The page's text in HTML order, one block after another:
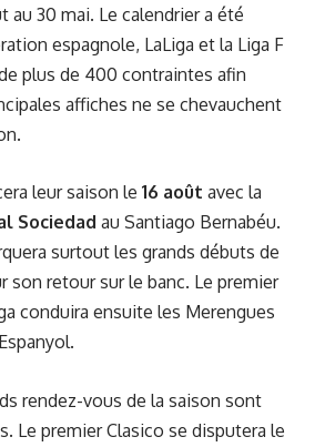
au 30 mai. Le calendrier a été
espagnole, LaLiga et la Liga F
plus de 400 contraintes afin
affiches ne se chevauchent
leur saison le 16 août avec la
Sociedad au Santiago Bernabéu.
surtout les grands débuts de
son retour sur le banc. Le premier
conduira ensuite les Merengues
rendez-vous de la saison sont
Le premier Clasico se disputera le